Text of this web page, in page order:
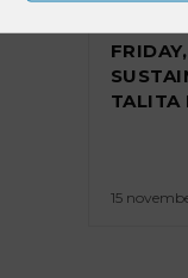
TALITA
15